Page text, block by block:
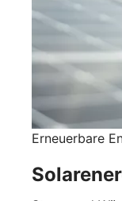
Erneuerbare